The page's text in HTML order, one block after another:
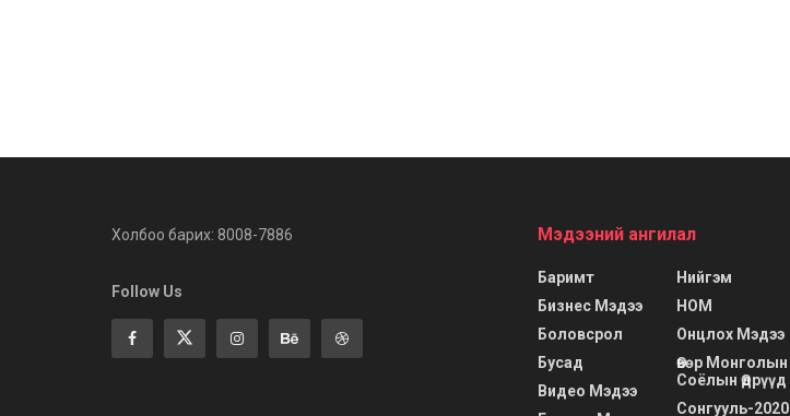
Холбоо барих: 8008-7886
Follow Us
Мэдээний ангилал
Баримт
Бизнес Мэдээ
Боловсрол
Бусад
Видео Мэдээ
Нийгэм
НОМ
Онцлох Мэдээ
Өвөр Монголын
Соёлын Өдрүүд
Сонгууль-2020